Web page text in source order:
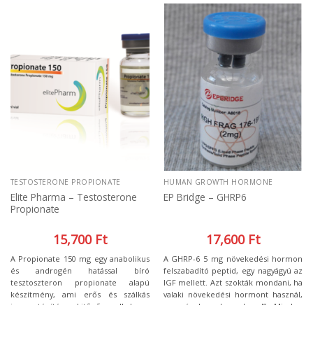
kombinálhatja más izomtömeg
növelő szerrel. Erős anabolikus és
androgén hatással bír, így ajánlott a
szedésének végeztével anti-
ösztrogén használata!
szintézisben. A használata főként
sportolók és testépítők számára
ajánlott, erős androgén és
anabolikus hatással rendelkezik.
TESTOSTERONE PROPIONATE
Elite Pharma – Testosterone
Propionate
15,700 Ft
A Propionate 150 mg egy anabolikus
és androgén hatással bíró
tesztoszteron propionate alapú
készítmény, ami erős és szálkás
izomzatépítésre kitűnően alkalmas.
HUMAN GROWTH HORMONE
EP Bridge – GHRP6
17,600 Ft
A GHRP-6 5 mg növekedési hormon
felszabadító peptid, egy nagyágyú az
IGF mellett. Azt szokták mondani, ha
valaki növekedési hormont használ,
az már komolyan „koxol”. Minden